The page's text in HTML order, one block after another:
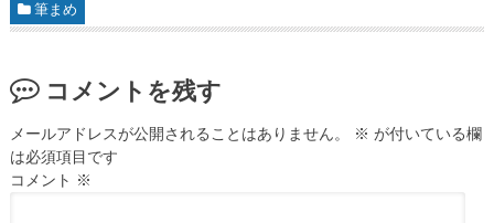
筆まめ
コメントを残す
メールアドレスが公開されることはありません。 ※ が付いている欄
は必須項目です
コメント ※